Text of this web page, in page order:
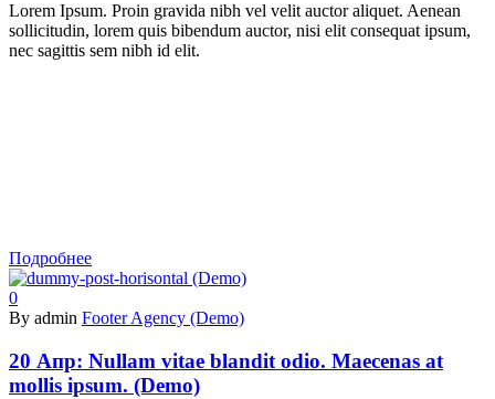
Lorem Ipsum. Proin gravida nibh vel velit auctor aliquet. Aenean
sollicitudin, lorem quis bibendum auctor, nisi elit consequat ipsum,
nec sagittis sem nibh id elit.
Подробнее
0
By admin Footer Agency (Demo)
20 Апр: Nullam vitae blandit odio. Maecenas at
mollis ipsum. (Demo)